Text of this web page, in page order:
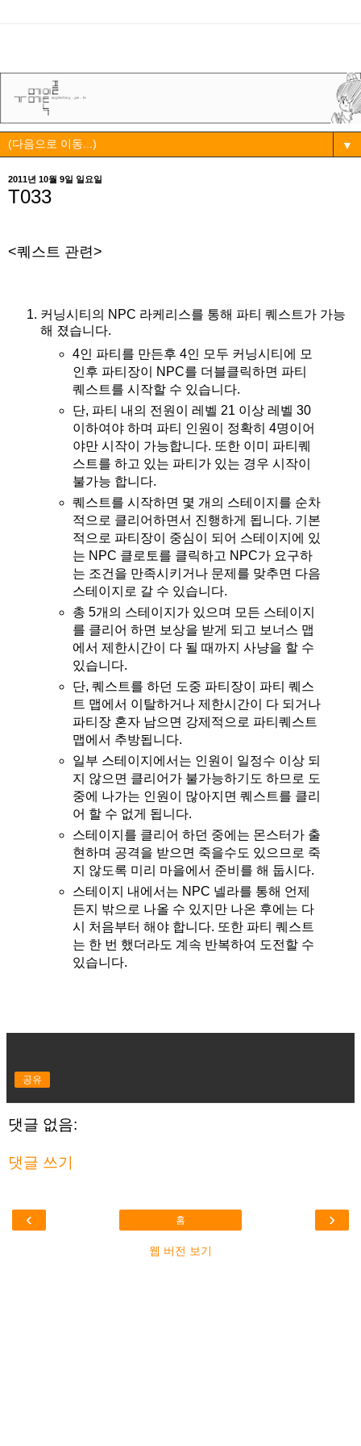
▼
2011년 10월 9일 일요일
T033
<퀘스트 관련>
커닝시티의 NPC 라케리스를 통해 파티 퀘스트가 가능
해 졌습니다.
4인 파티를 만든후 4인 모두 커닝시티에 모
인후 파티장이 NPC를 더블클릭하면 파티
퀘스트를 시작할 수 있습니다.
단, 파티 내의 전원이 레벨 21 이상 레벨 30
이하여야 하며 파티 인원이 정확히 4명이어
야만 시작이 가능합니다. 또한 이미 파티퀘
스트를 하고 있는 파티가 있는 경우 시작이
불가능 합니다.
퀘스트를 시작하면 몇 개의 스테이지를 순차
적으로 클리어하면서 진행하게 됩니다. 기본
적으로 파티장이 중심이 되어 스테이지에 있
는 NPC 클로토를 클릭하고 NPC가 요구하
는 조건을 만족시키거나 문제를 맞추면 다음
스테이지로 갈 수 있습니다.
총 5개의 스테이지가 있으며 모든 스테이지
를 클리어 하면 보상을 받게 되고 보너스 맵
에서 제한시간이 다 될 때까지 사냥을 할 수
있습니다.
단, 퀘스트를 하던 도중 파티장이 파티 퀘스
트 맵에서 이탈하거나 제한시간이 다 되거나
파티장 혼자 남으면 강제적으로 파티퀘스트
맵에서 추방됩니다.
일부 스테이지에서는 인원이 일정수 이상 되
지 않으면 클리어가 불가능하기도 하므로 도
중에 나가는 인원이 많아지면 퀘스트를 클리
어 할 수 없게 됩니다.
스테이지를 클리어 하던 중에는 몬스터가 출
현하며 공격을 받으면 죽을수도 있으므로 죽
지 않도록 미리 마을에서 준비를 해 둡시다.
스테이지 내에서는 NPC 넬라를 통해 언제
든지 밖으로 나올 수 있지만 나온 후에는 다
시 처음부터 해야 합니다. 또한 파티 퀘스트
는 한 번 했더라도 계속 반복하여 도전할 수
있습니다.
공유
댓글 없음:
댓글 쓰기
‹ ›
홈
웹 버전 보기